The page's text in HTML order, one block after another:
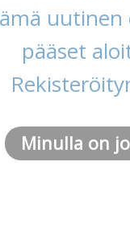
pääset
Minulla on